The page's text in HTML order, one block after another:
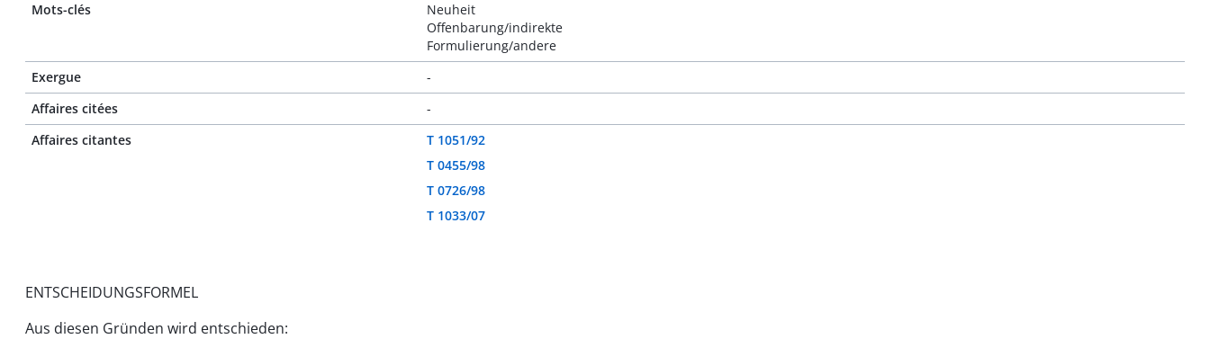
Mots-clés
Neuheit
Offenbarung/indirekte
Formulierung/andere
Exergue
-
Affaires citées
-
Affaires citantes
T 1051/92
T 0455/98
T 0726/98
T 1033/07
ENTSCHEIDUNGSFORMEL
Aus diesen Gründen wird entschieden: